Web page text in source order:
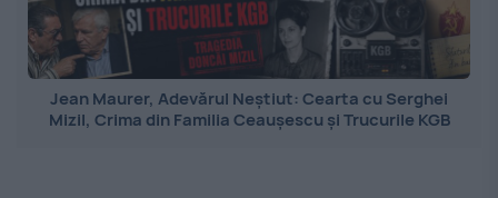
Jean Maurer, Adevărul Neștiut: Cearta cu Serghei
Mizil, Crima din Familia Ceaușescu și Trucurile KGB